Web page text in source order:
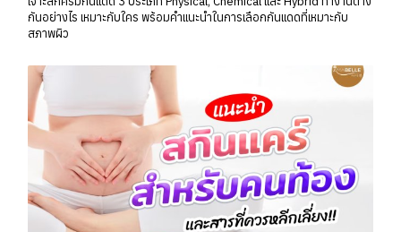
กันอย่างไร เหมาะกับใคร พร้อมคำแนะนำในการเลือกกันแดดที่เหมาะกับ
สภาพผิว